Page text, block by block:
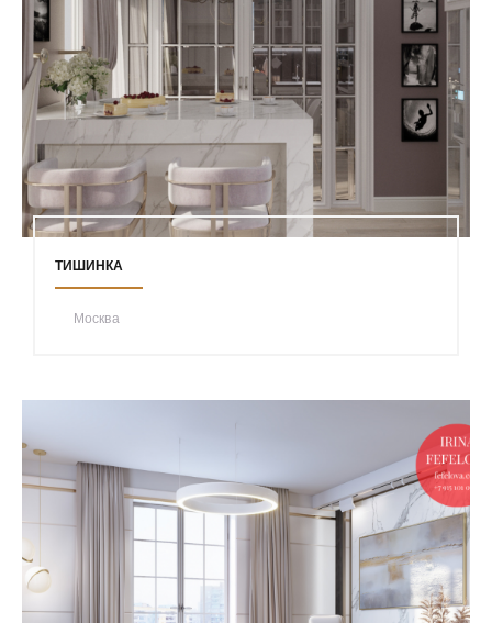
ТИШИНКА
Москва